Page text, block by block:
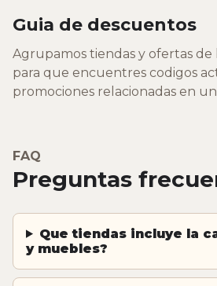
Guia de descuentos
Agrupamos tiendas y ofertas
para que encuentres codigos
promociones relacionadas en
FAQ
Preguntas
Que tiendas incluye la
y muebles?